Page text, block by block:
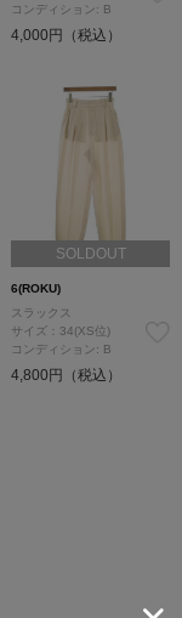
コンディション: B
4,000円（税込）
SOLDOUT
6(ROKU)
スラックス
サイズ：34(XS位)
コンディション: B
4,800円（税込）